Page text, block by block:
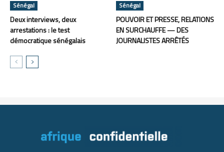
Sénégal
Deux interviews, deux
arrestations : le test
démocratique sénégalais
Sénégal
POUVOIR ET PRESSE, RELATIONS
EN SURCHAUFFE — DES
JOURNALISTES ARRÊTÉS